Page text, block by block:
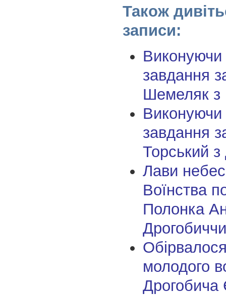
Також
записи:
завдання
Шемеляк з
завдання
Торський
Лави
Воїнства
Полонка
молодого
Дрогобича